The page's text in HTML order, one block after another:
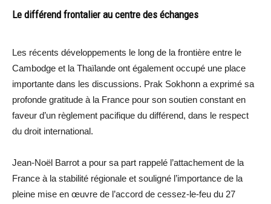
Le différend frontalier au centre des échanges
Les récents développements le long de la frontière entre le
Cambodge et la Thaïlande ont également occupé une place
importante dans les discussions. Prak Sokhonn a exprimé sa
profonde gratitude à la France pour son soutien constant en
faveur d’un règlement pacifique du différend, dans le respect
du droit international.
Jean-Noël Barrot a pour sa part rappelé l’attachement de la
France à la stabilité régionale et souligné l’importance de la
pleine mise en œuvre de l’accord de cessez-le-feu du 27